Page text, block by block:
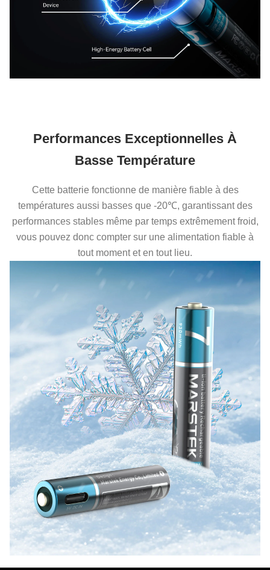
Performances Exceptionnelles À
Basse Température
Cette batterie fonctionne de manière fiable à des
températures aussi basses que -20℃, garantissant des
performances stables même par temps extrêmement froid,
vous pouvez donc compter sur une alimentation fiable à
tout moment et en tout lieu.